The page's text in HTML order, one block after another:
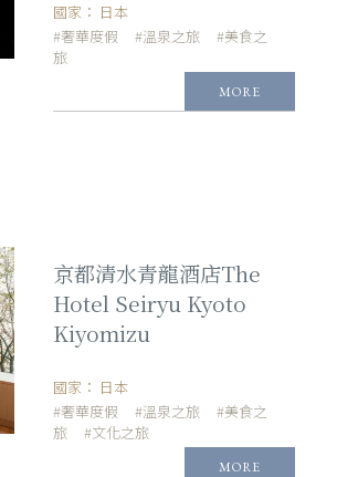
國家： 日本
#奢華度假
#溫泉之旅
#美食之
旅
MORE
京都清水青龍酒店The
Hotel Seiryu Kyoto
Kiyomizu
國家： 日本
#奢華度假
#溫泉之旅
#美食之
旅
#文化之旅
MORE